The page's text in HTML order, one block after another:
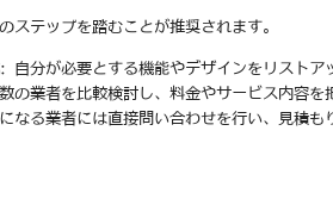
ステップを踏むことが推奨されます。
: 自分が必要とする機能やデザインをリストア
の業者を比較検討し、料金やサービス内容を
なる業者には直接問い合わせを行い、見積も